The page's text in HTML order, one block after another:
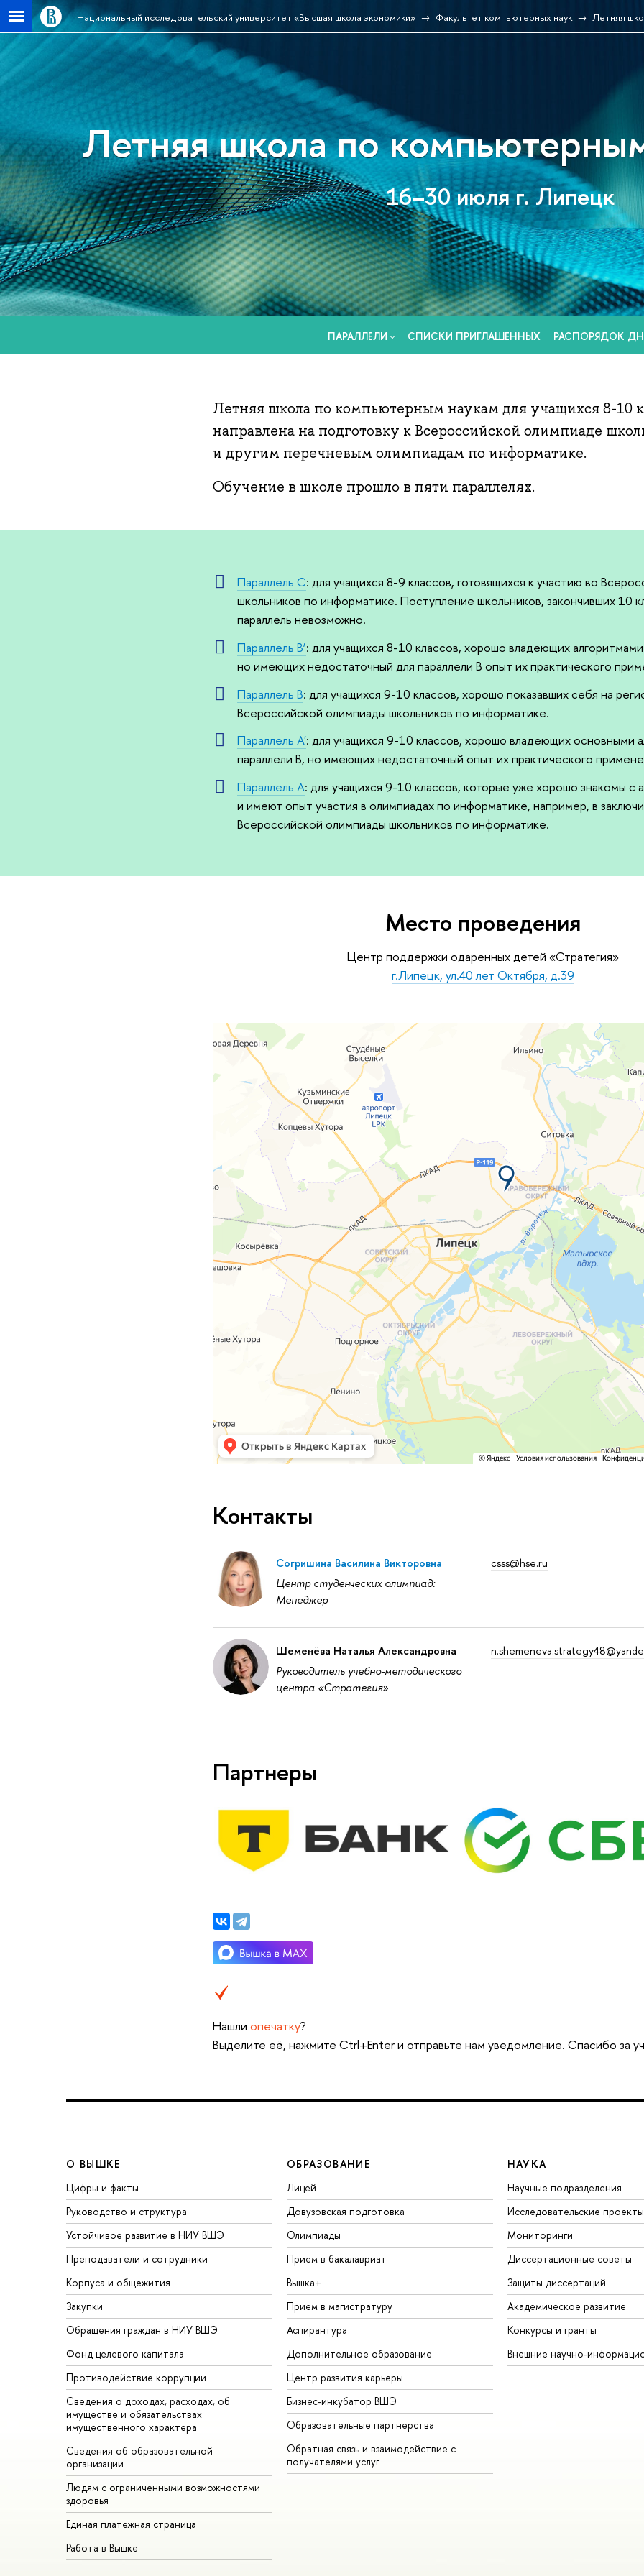
Национальный исследовательский университет «Высшая школа экономики» Факультет компьютерных наук Летняя
Летняя школа по
16–30 июля г. Липецк
ПАРАЛЛЕЛИ СПИСКИ ПРИГЛАШЕННЫХ РАСПОРЯДОК
Летняя школа по компьютерным наукам для учащихся 8-10
направлена на подготовку к Всероссийской олимпиаде
и другим перечневым олимпиадам по информатике.
Обучение в школе прошло в пяти параллелях.
Параллель C: для учащихся 8-9 классов, готовящихся к участию во
школьников по информатике. Поступление школьников, закончивших 10
параллель невозможно.
Параллель B’: для учащихся 8-10 классов, хорошо владеющих
но имеющих недостаточный для параллели B опыт их практического
Параллель B: для учащихся 9-10 классов, хорошо показавших себя на
Всероссийской олимпиады школьников по информатике.
Параллель A': для учащихся 9-10 классов, хорошо владеющих основными
параллели B, но имеющих недостаточный опыт их практического
Параллель A: для учащихся 9-10 классов, которые уже хорошо знакомы с
и имеют опыт участия в олимпиадах по информатике, например, в
Всероссийской олимпиады школьников по информатике.
Место проведения
Центр поддержки одаренных детей «Стратегия»
г.Липецк, ул.40 лет Октября, д.39
Контакты
Согришина Василина Викторовна
Центр студенческих олимпиад:
Менеджер
csss@hse.ru
Шеменёва Наталья Александровна
Руководитель учебно-методического
центра «Стратегия»
Партнеры
Нашли опечатку?
Выделите её, нажмите Ctrl+Enter и отправьте нам уведомление. Спасибо за
О ВЫШКЕ
Цифры и факты
Руководство и структура
Устойчивое развитие в НИУ ВШЭ
Преподаватели и сотрудники
Корпуса и общежития
Закупки
Обращения граждан в НИУ ВШЭ
Фонд целевого капитала
Противодействие коррупции
Сведения о доходах, расходах, об
имуществе и обязательствах
имущественного характера
Сведения об образовательной
организации
Людям с ограниченными возможностями
здоровья
Единая платежная страница
Работа в Вышке
ОБРАЗОВАНИЕ
Лицей
Довузовская подготовка
Олимпиады
Прием в бакалавриат
Вышка+
Прием в магистратуру
Аспирантура
Дополнительное образование
Центр развития карьеры
Бизнес-инкубатор ВШЭ
Образовательные партнерства
Обратная связь и взаимодействие с
получателями услуг
НАУКА
Научные подразделения
Исследовательские проекты
Мониторинги
Диссертационные советы
Защиты диссертаций
Академическое развитие
Конкурсы и гранты
Внешние научно-